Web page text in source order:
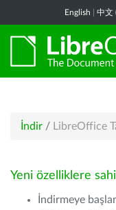
English 中文
İndir / LibreOffice
Yeni özelliklere
İndirmeye